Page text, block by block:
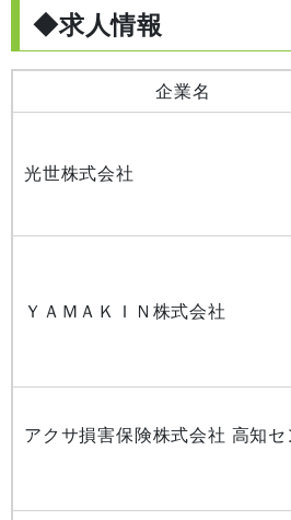
◆求人情報
企業名
光世株式会社
ＹＡＭＡＫＩＮ株式会社
アクサ損害保険株式会社 高知セ